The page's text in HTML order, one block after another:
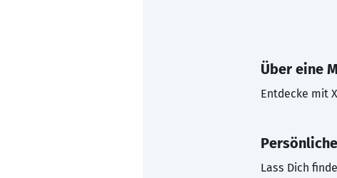
Über eine
Entdecke mit
Lass Dich